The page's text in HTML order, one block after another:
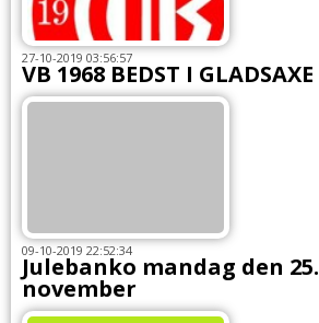
27-10-2019 03:56:57
VB 1968 BEDST I GLADSAXE
09-10-2019 22:52:34
Julebanko mandag den 25.
november